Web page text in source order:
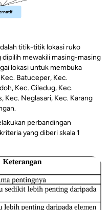
titik-titik lokasi ruko
mewakili masing-masing
lokasi untuk membuka
Batuceper, Kec.
Kec. Ciledug, Kec.
Kec. Neglasari, Kec. Karang
perbandingan
yang diberi skala 1